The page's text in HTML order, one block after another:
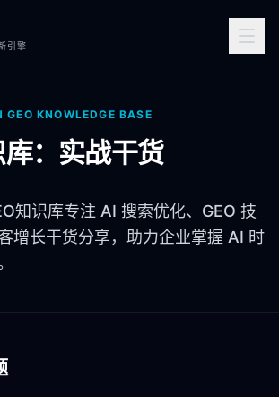
引擎
GEO KNOWLEDGE BASE
库：实战干货
知识库专注 AI 搜索优化、GEO 技
增长干货分享，助力企业掌握 AI 时